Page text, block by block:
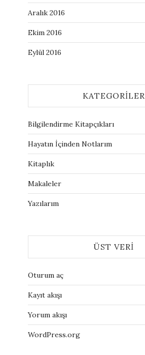
Aralık 2016
Ekim 2016
Eylül 2016
KATEGORILER
Bilgilendirme Kitapçıkları
Hayatın İçinden Notlarım
Kitaplık
Makaleler
Yazılarım
ÜST VERI
Oturum aç
Kayıt akışı
Yorum akışı
WordPress.org